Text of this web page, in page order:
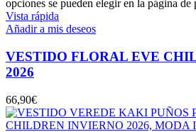
opciones se pueden elegir en la página de
Vista rápida
Añadir a mis deseos
VESTIDO FLORAL EVE
2026
66,90€